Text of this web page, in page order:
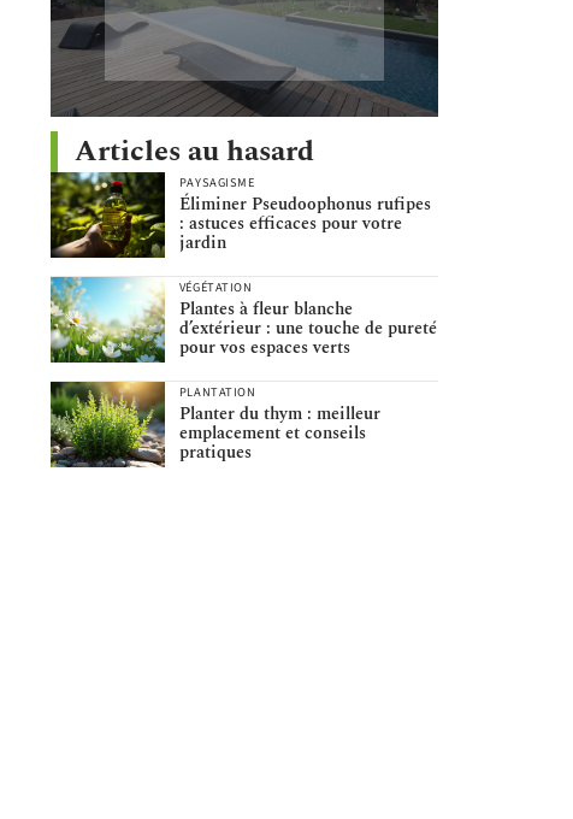
Articles au hasard
PAYSAGISME
Éliminer Pseudoophonus rufipes
: astuces efficaces pour votre
jardin
VÉGÉTATION
Plantes à fleur blanche
d’extérieur : une touche de pureté
pour vos espaces verts
PLANTATION
Planter du thym : meilleur
emplacement et conseils
pratiques